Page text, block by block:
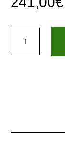
Ensemble
cm